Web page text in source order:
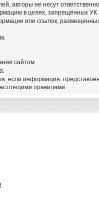
авторы не несут
в целях, запрещённых
или ссылок,
сайтом.
если информация,
правилами.